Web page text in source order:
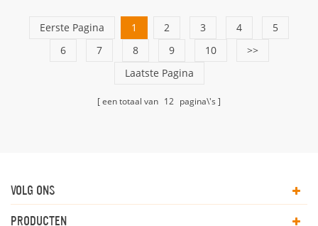
Eerste Pagina 1 2 3 4
5
6
7 8 9 10
>>
Laatste Pagina
een totaal van 12 pagina\'s
VOLG ONS
PRODUCTEN